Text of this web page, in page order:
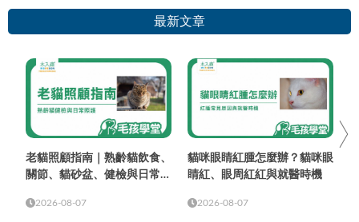
最新文章
老貓照顧指南｜熟齡貓飲食、
關節、貓砂盆、健檢與日常照
2026-08-07
貓咪眼睛紅腫怎麼辦？貓咪眼
睛紅、眼周紅紅與就醫時機
2026-08-07